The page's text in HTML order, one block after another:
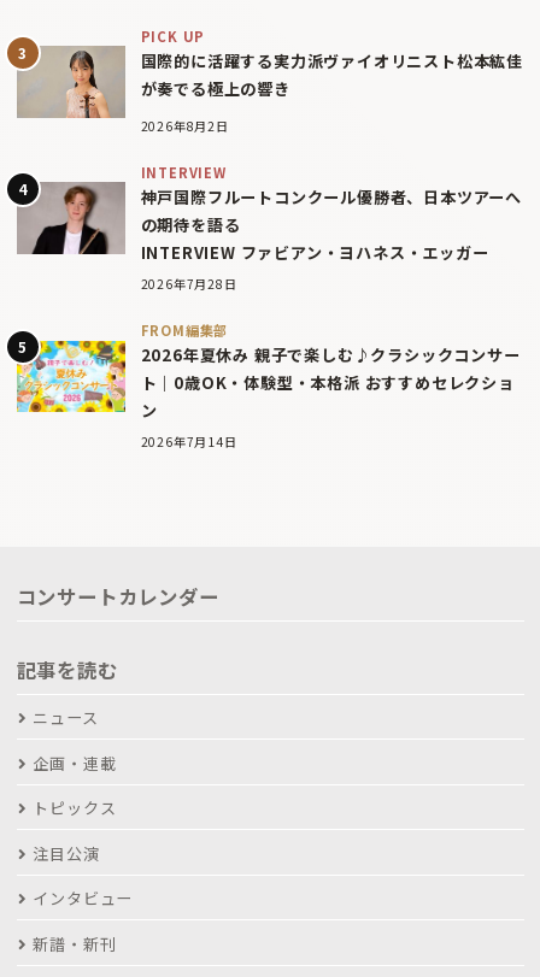
PICK UP
国際的に活躍する実力派ヴァイオリニスト松本紘佳
が奏でる極上の響き
2026年8月2日
INTERVIEW
神戸国際フルートコンクール優勝者、日本ツアーへ
の期待を語る
INTERVIEW ファビアン・ヨハネス・エッガー
2026年7月28日
FROM編集部
2026年夏休み 親子で楽しむ♪クラシックコンサー
ト｜0歳OK・体験型・本格派 おすすめセレクショ
ン
2026年7月14日
コンサートカレンダー
記事を読む
ニュース
企画・連載
トピックス
注目公演
インタビュー
新譜・新刊